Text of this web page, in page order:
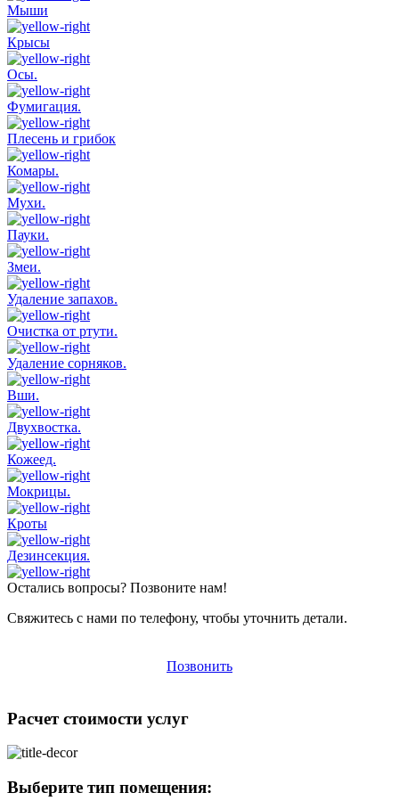
Мыши
Крысы
Осы.
Фумигация.
Плесень и грибок
Комары.
Мухи.
Пауки.
Змеи.
Удаление запахов.
Очистка от ртути.
Удаление сорняков.
Вши.
Двухвостка.
Кожеед.
Мокрицы.
Кроты
Дезинсекция.
Остались вопросы? Позвоните нам!
Свяжитесь с нами по телефону, чтобы уточнить детали.
Позвонить
Расчет стоимости услуг
Выберите тип помещения: